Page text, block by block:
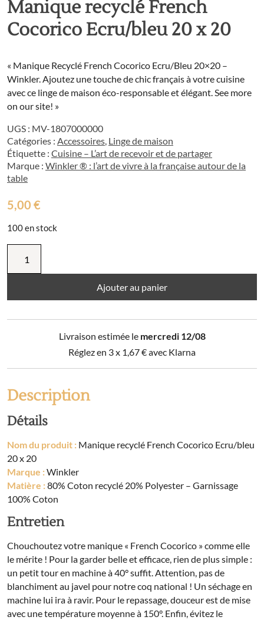
Manique recyclé French
Cocorico Ecru/bleu 20 x 20
« Manique Recyclé French Cocorico Ecru/Bleu 20×20 –
Winkler. Ajoutez une touche de chic français à votre cuisine
avec ce linge de maison éco-responsable et élégant. See more
on our site! »
UGS : MV-1807000000
Catégories : Accessoires, Linge de maison
Étiquette : Cuisine – L’art de recevoir et de partager
Marque : Winkler ® : l’art de vivre à la française autour de la
table
5,00 €
100 en stock
Manique
French
Ajouter au panier
Livraison estimée le mercredi 12/08
Réglez en 3 x 1,67€avec Klarna
Description
Détails
Nom du produit : Manique recyclé French Cocorico Ecru/bleu
20 x 20
Marque :Winkler
Matière :80% Coton recyclé 20% Polyester – Garnissage
100% Coton
Entretien
Chouchoutez votre manique « French Cocorico » comme elle
le mérite ! Pour la garder belle et efficace, rien de plus simple :
un petit tour en machine à 40° suffit. Attention, pas de
blanchiment au javel pour notre coq national ! Un séchage en
machine lui ira à ravir. Pour le repassage, douceur est de mise
avec une température moyenne à 150°. Enfin, évitez le